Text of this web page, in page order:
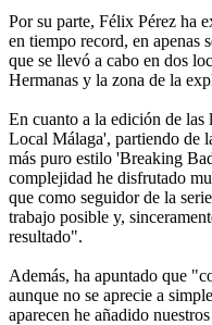
Por su parte, Félix Pérez ha
en tiempo record, en apenas
que se llevó a cabo en dos
Hermanas y la zona de la
En cuanto a la edición de
Local Málaga', partiendo de
más puro estilo 'Breaking
complejidad he disfrutado
que como seguidor de la
trabajo posible y,
resultado".
Además, ha apuntado que
aunque no se aprecie a
aparecen he añadido